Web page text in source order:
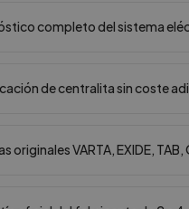
completo del sistema
de centralita sin coste
originales VARTA, EXIDE, TAB,